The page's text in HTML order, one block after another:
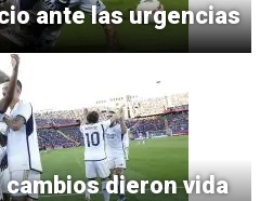
ante las urgencias
dieron vida